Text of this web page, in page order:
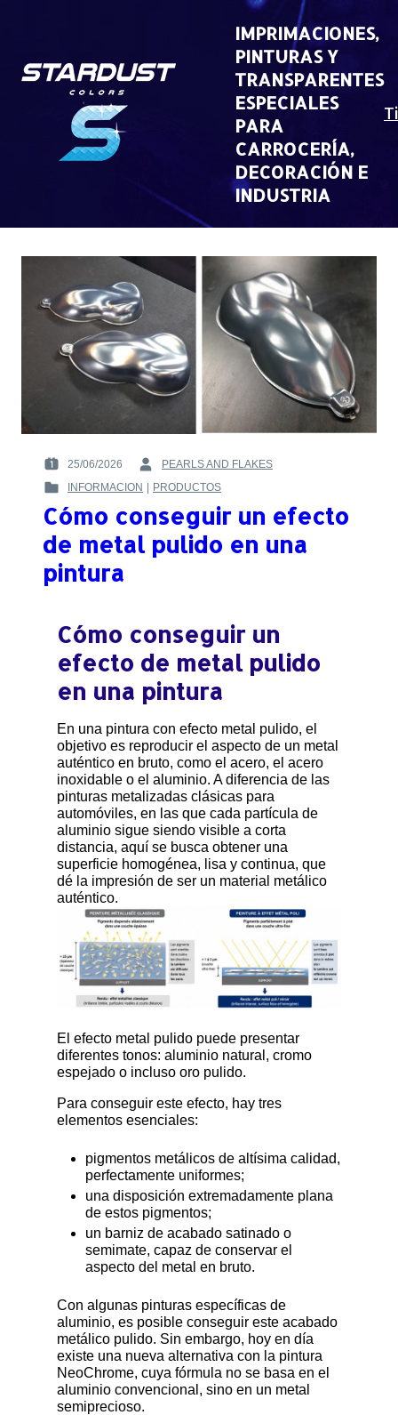
IMPRIMACIONES,
PINTURAS Y
TRANSPARENTES
ESPECIALES
PARA
CARROCERÍA,
DECORACIÓN E
INDUSTRIA
POSTED
ON
25/06/2026
BY
:
PEARLS AND FLAKES
POSTED
IN
INFORMACION | PRODUCTOS
Cómo conseguir un efecto
de metal pulido en una
pintura
Cómo conseguir un
efecto de metal pulido
en una pintura
En una pintura con efecto metal pulido, el
objetivo es reproducir el aspecto de un metal
auténtico en bruto, como el acero, el acero
inoxidable o el aluminio. A diferencia de las
pinturas metalizadas clásicas para
automóviles, en las que cada partícula de
aluminio sigue siendo visible a corta
distancia, aquí se busca obtener una
superficie homogénea, lisa y continua, que
dé la impresión de ser un material metálico
auténtico.
El efecto metal pulido puede presentar
diferentes tonos: aluminio natural, cromo
espejado o incluso oro pulido.
Para conseguir este efecto, hay tres
elementos esenciales:
pigmentos metálicos de altísima calidad,
perfectamente uniformes;
una disposición extremadamente plana
de estos pigmentos;
un barniz de acabado satinado o
semimate, capaz de conservar el
aspecto del metal en bruto.
Con algunas pinturas específicas de
aluminio, es posible conseguir este acabado
metálico pulido. Sin embargo, hoy en día
existe una nueva alternativa con la pintura
NeoChrome, cuya fórmula no se basa en el
aluminio convencional, sino en un metal
semiprecioso.